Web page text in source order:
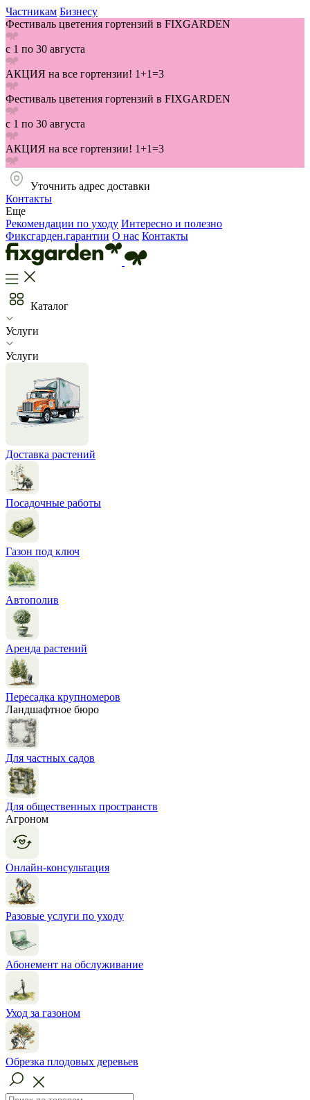
Частникам Бизнесу
Фестиваль цветения гортензий в FIXGARDEN
с 1 по 30 августа
АКЦИЯ на все гортензии! 1+1=3
Фестиваль цветения гортензий в FIXGARDEN
с 1 по 30 августа
АКЦИЯ на все гортензии! 1+1=3
Уточнить адрес доставки
Контакты
Еще
Рекомендации по уходу Интересно и полезно
Фиксгарден.гарантии О нас Контакты
Каталог
Услуги
Услуги
Доставка растений
Посадочные работы
Газон под ключ
Автополив
Аренда растений
Пересадка крупномеров
Ландшафтное бюро
Для частных садов
Для общественных пространств
Агроном
Онлайн-консультация
Разовые услуги по уходу
Абонемент на обслуживание
Уход за газоном
Обрезка плодовых деревьев